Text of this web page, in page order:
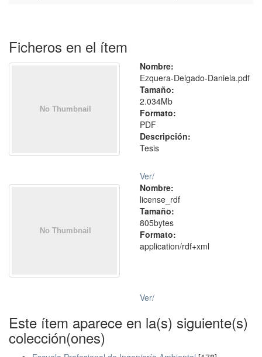
Ficheros en el ítem
Nombre:
Ezquera-Delgado-Daniela.pdf
Tamaño:
2.034Mb
Formato:
PDF
Descripción:
Tesis
Ver/
Nombre:
license_rdf
Tamaño:
805bytes
Formato:
application/rdf+xml
Ver/
Este ítem aparece en la(s) siguiente(s)
colección(ones)